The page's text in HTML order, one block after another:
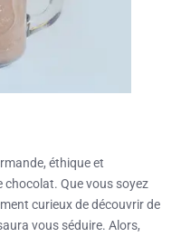
éthique et
chocolat. Que vous soyez
curieux de découvrir de
vous séduire. Alors,